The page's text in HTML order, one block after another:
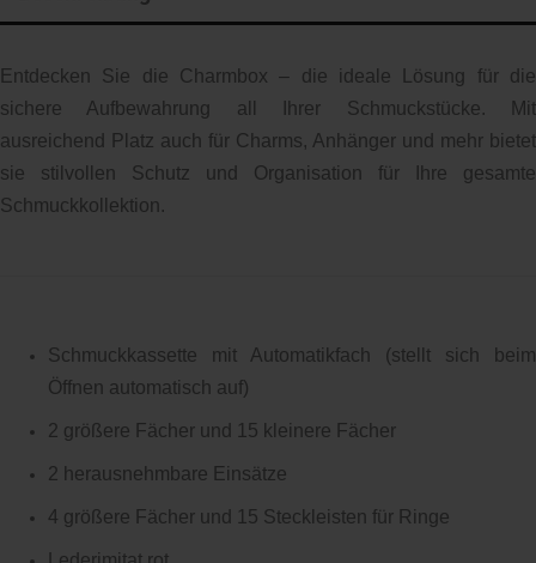
Entdecken Sie die Charmbox – die ideale Lösung für die
sichere Aufbewahrung all Ihrer Schmuckstücke. Mit
ausreichend Platz auch für Charms, Anhänger und mehr bietet
sie stilvollen Schutz und Organisation für Ihre gesamte
Schmuckkollektion.
Schmuckkassette mit Automatikfach (stellt sich beim
Öffnen automatisch auf)
2 größere Fächer und 15 kleinere Fächer
2 herausnehmbare Einsätze
4 größere Fächer und 15 Steckleisten für Ringe